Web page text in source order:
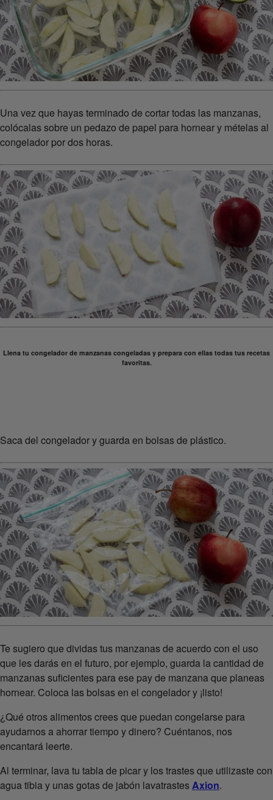
Una vez que hayas terminado de cortar todas las manzanas,
colócalas sobre un pedazo de papel para hornear y mételas al
congelador por dos horas.
Llena tu congelador de manzanas congeladas y prepara con ellas todas tus recetas
favoritas.
Saca del congelador y guarda en bolsas de plástico.
Te sugiero que dividas tus manzanas de acuerdo con el uso
que les darás en el futuro, por ejemplo, guarda la cantidad de
manzanas suficientes para ese pay de manzana que planeas
hornear. Coloca las bolsas en el congelador y ¡listo!
¿Qué otros alimentos crees que puedan congelarse para
ayudarnos a ahorrar tiempo y dinero? Cuéntanos, nos
encantará leerte.
Al terminar, lava tu tabla de picar y los trastes que utilizaste con
agua tibia y unas gotas de jabón lavatrastesAxion.